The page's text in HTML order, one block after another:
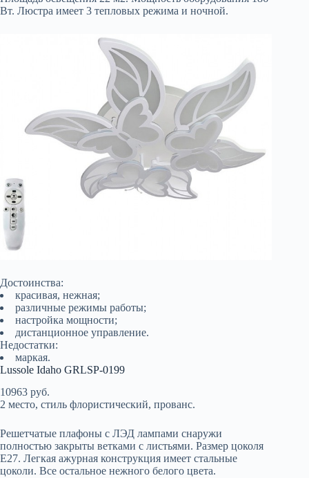
Вт. Люстра имеет 3 тепловых режима и ночной.
Достоинства:
красивая, нежная;
различные режимы работы;
настройка мощности;
дистанционное управление.
Недостатки:
маркая.
Lussole Idaho GRLSP-0199
10963 руб.
2 место, стиль флористический, прованс.
Решетчатые плафоны с ЛЭД лампами снаружи
полностью закрыты ветками с листьями. Размер цоколя
Е27. Легкая ажурная конструкция имеет стальные
цоколи. Все остальное нежного белого цвета.